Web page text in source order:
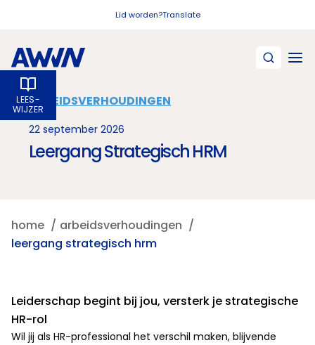
Lid worden?Translate
ARBEIDSVERHOUDINGEN
22 september 2026
Leergang Strategisch HRM
home
arbeidsverhoudingen
leergang strategisch hrm
LEES­
WIJZER
Leiderschap begint bij jou, versterk je strategische
HR-rol
Wil jij als HR-professional het verschil maken, blijvende